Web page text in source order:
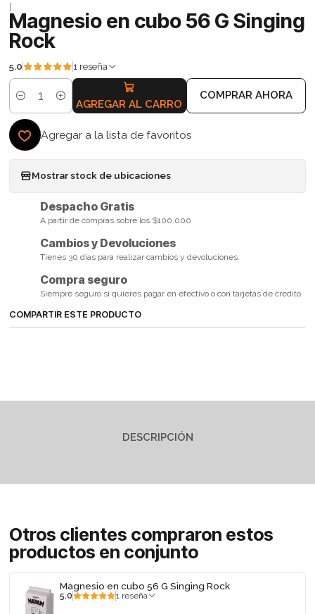
|
Magnesio en cubo 56 G Singing
Rock
5.0 1 reseña
Cantidad AGREGAR AL CARRO
COMPRAR AHORA
Agregar a la lista de favoritos
Mostrar stock de ubicaciones
Despacho Gratis
A partir de compras sobre los $100.000
Cambios y Devoluciones
Tienes 30 días para realizar cambios y devoluciones.
Compra seguro
Siempre seguro si quieres pagar en efectivo o con tarjetas de credito.
COMPARTIR ESTE PRODUCTO
DESCRIPCIÓN
Otros clientes compraron estos
productos en conjunto
Magnesio en cubo 56 G Singing Rock
5.0 1 reseña